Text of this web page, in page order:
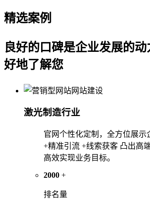
精选案例
良好的口碑是企业发展的
好地了解您
激光制造行业
官网个性化定制，全方位展示
+精准引流 +线索获客 凸出高
高效实现业务目标。
2000 +
排名量